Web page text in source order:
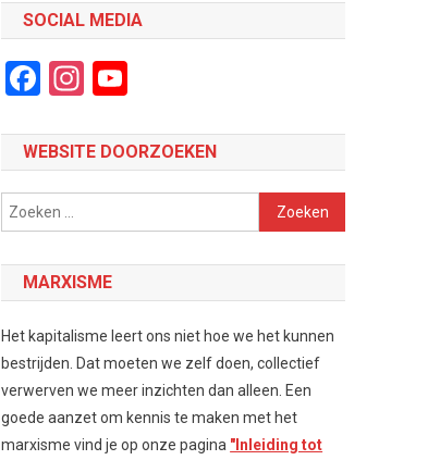
SOCIAL MEDIA
Facebook
Instagram
WEBSITE DOORZOEKEN
Zoeken
naar:
MARXISME
Het kapitalisme leert ons niet hoe we het kunnen
bestrijden. Dat moeten we zelf doen, collectief
verwerven we meer inzichten dan alleen. Een
goede aanzet om kennis te maken met het
marxisme vind je op onze pagina "Inleiding tot